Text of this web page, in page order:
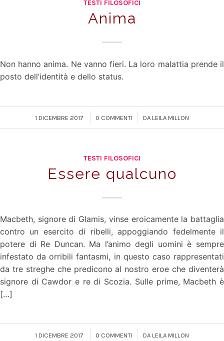
TESTI FILOSOFICI
Anima
Non hanno anima. Ne vanno fieri. La loro malattia prende il
posto dell’identità e dello status.
1 DICEMBRE 2017
/ 0 COMMENTI
/ DA LEILA MILLON
TESTI FILOSOFICI
Essere qualcuno
Macbeth, signore di Glamis, vinse eroicamente la battaglia
contro un esercito di ribelli, appoggiando fedelmente il
potere di Re Duncan. Ma l’animo degli uomini è sempre
infestato da orribili fantasmi, in questo caso rappresentati
da tre streghe che predicono al nostro eroe che diventerà
signore di Cawdor e re di Scozia. Sulle prime, Macbeth è
[…]
1 DICEMBRE 2017
/ 0 COMMENTI
/ DA LEILA MILLON